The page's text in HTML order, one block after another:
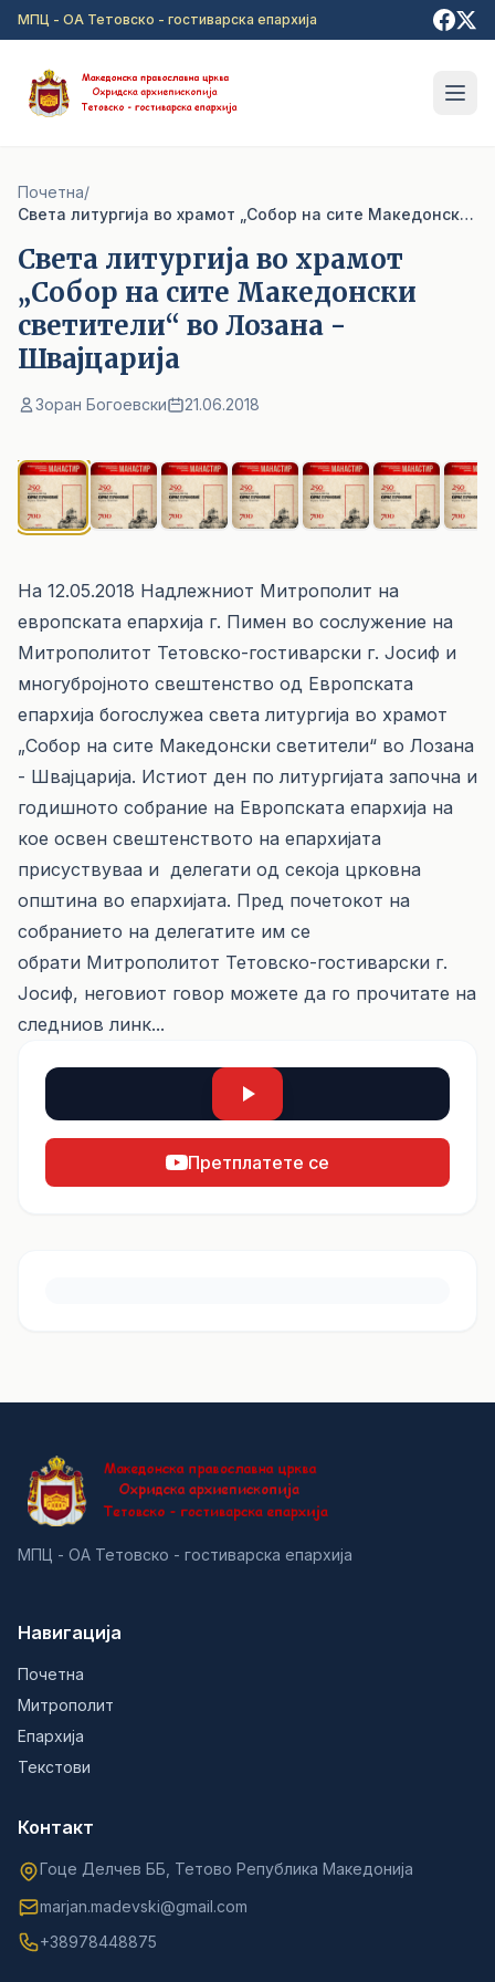
Прејди на главна содржина
МПЦ - ОА Тетовско - гостиварска епархија
Почетна/
Света литургија во храмот „Собор на сите Македoнски светители“ во Лозана - Швајцарија
Света литургија во храмот
„Собор на сите Македoнски
светители“ во Лозана -
Швајцарија
Зоран Богоевски 21.06.2018
На 12.05.2018 Надлежниот Митрополит на
европската епархија г. Пимен во сослужение на
Митрополитот Тетовско-гостиварски г. Јосиф и
многубројното свештенство од Европската
епархија богослужеа света литургија во храмот
„Собор на сите Македoнски светители“ во Лозана
- Швајцарија. Истиот ден по литургијата започна и
годишното собрание на Европската епархија на
кое освен свештенството на епархијата
присуствуваа и делегати од секоја црковна
општина во епархијата. Пред почетокот на
собранието на делегатите им се
обрати Митрополитот Тетовско-гостиварски г.
Јосиф, неговиот говор можете да го прочитате на
следниовлинк...
Претплатете се
МПЦ - ОА Тетовско - гостиварска епархија
Навигација
Почетна
Митрополит
Епархија
Текстови
Контакт
Гоце Делчев ББ, Тетово Република Македонија
marjan.madevski@gmail.com
+38978448875